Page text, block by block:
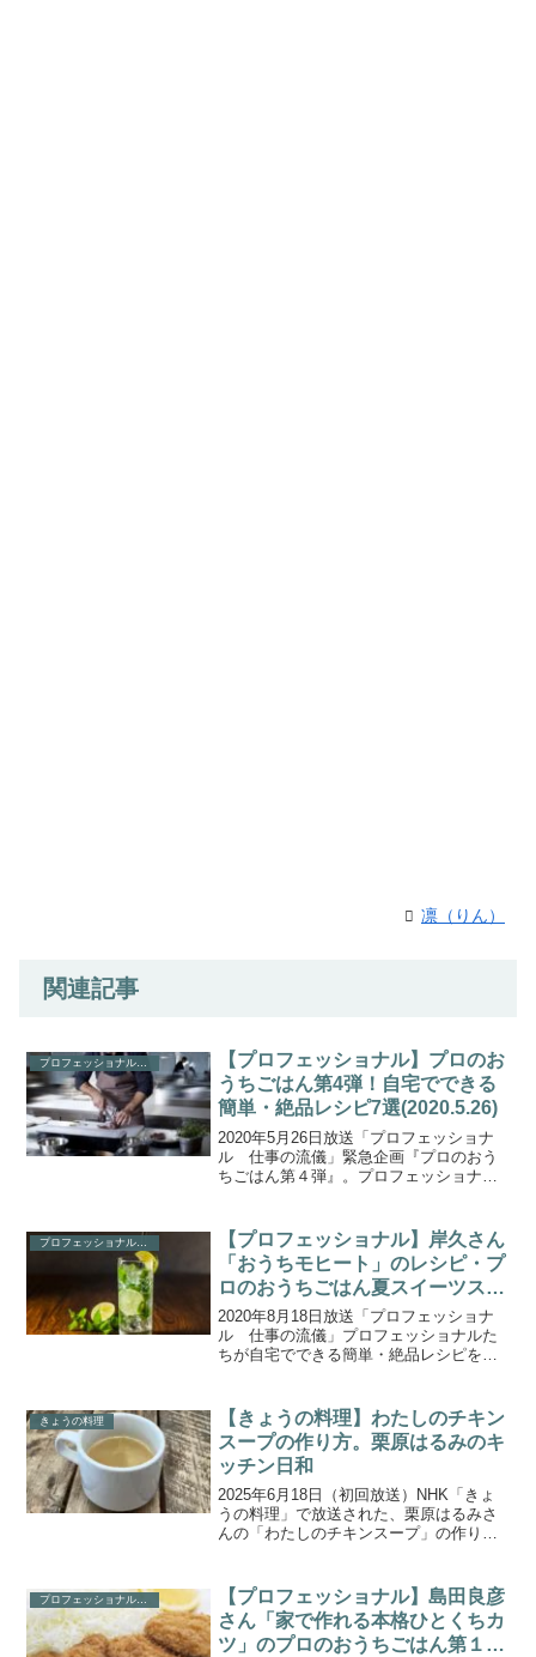
凛（りん）
関連記事
プロフェッショナル(NHK)
【プロフェッショナル】プロのお
うちごはん第4弾！自宅でできる
簡単・絶品レシピ7選(2020.5.26)
2020年5月26日放送「プロフェッショナ
ル 仕事の流儀」緊急企画『プロのおう
ちごはん第４弾』。プロフェッショナル
ん」最終章。今回料理を教えてくれたの
は、フランス・パリで...
【プロフェッショナル】岸久さん
「おうちモヒート」のレシピ・プ
ロのおうちごはん夏スイーツスペ
シャル(2020.8.18)
2020年8月18日放送「プロフェッショナ
ル 仕事の流儀」プロフェッショナルた
ちが自宅でできる簡単・絶品レシピを紹
座の名バーテンダー・岸久さんが披露し
た「おうちモヒート...
きょうの料理
【きょうの料理】わたしのチキン
スープの作り方。栗原はるみのキ
ッチン日和
2025年6月18日（初回放送）NHK「きょ
うの料理」で放送された、栗原はるみさ
んの「わたしのチキンスープ」の作り方
なくいろんな料理に展開できる「チキン
スープ」です。鶏...
プロフェッショナル(NHK)
【プロフェッショナル】島田良彦
さん「家で作れる本格ひとくちカ
ツ」のプロのおうちごはん第１弾